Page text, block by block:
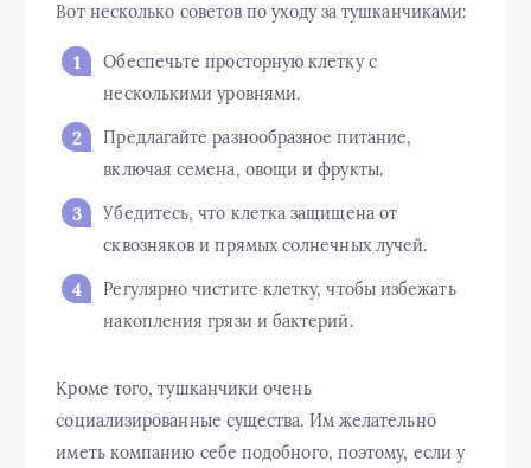
Вот несколько советов по уходу за тушканчиками:
Обеспечьте просторную клетку с
несколькими уровнями.
Предлагайте разнообразное питание,
включая семена, овощи и фрукты.
Убедитесь, что клетка защищена от
сквозняков и прямых солнечных лучей.
Регулярно чистите клетку, чтобы избежать
накопления грязи и бактерий.
Кроме того, тушканчики очень
социализированные существа. Им желательно
иметь компанию себе подобного, поэтому, если у